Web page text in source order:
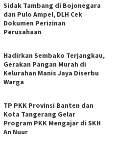
Sidak Tambang di Bojonegara
dan Pulo Ampel, DLH Cek
Dokumen Perizinan
Perusahaan
Hadirkan Sembako Terjangkau,
Gerakan Pangan Murah di
Kelurahan Manis Jaya Diserbu
Warga
TP PKK Provinsi Banten dan
Kota Tangerang Gelar
Program PKK Mengajar di SKH
An Nuur